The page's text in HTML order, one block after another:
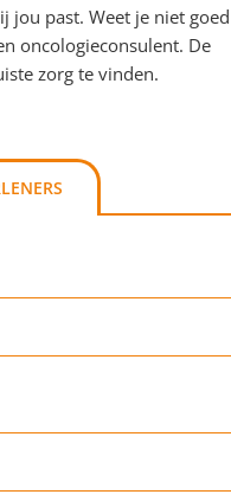
jou past. Weet je niet goed
oncologieconsulent. De
zorg te vinden.